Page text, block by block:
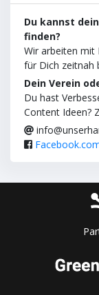
Du kannst
finden?
Wir arbeiten mit
für Dich zeitnah
Dein Verein
Du hast
Content Ideen?